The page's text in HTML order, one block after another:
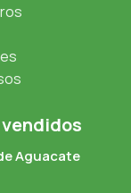
Aguacate